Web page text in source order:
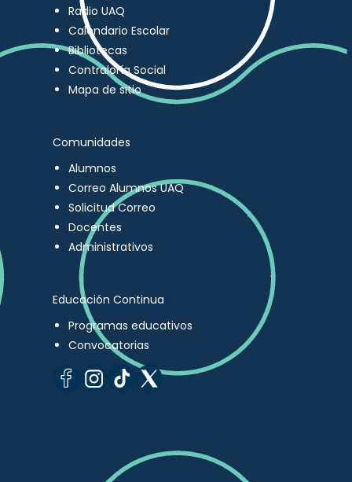
Radio UAQ
Calendario Escolar
Bibliotecas
Contraloría Social
Mapa de sitio
Comunidades
Alumnos
Correo Alumnos UAQ
Solicitud Correo
Docentes
Administrativos
Educación Continua
Programas educativos
Convocatorias